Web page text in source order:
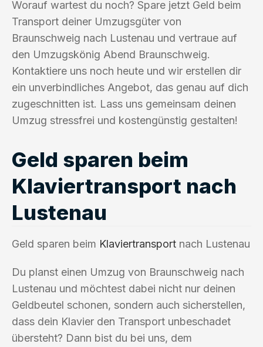
Worauf wartest du noch? Spare jetzt Geld beim
Transport deiner Umzugsgüter von
Braunschweig nach Lustenau und vertraue auf
den Umzugskönig Abend Braunschweig.
Kontaktiere uns noch heute und wir erstellen dir
ein unverbindliches Angebot, das genau auf dich
zugeschnitten ist. Lass uns gemeinsam deinen
Umzug stressfrei und kostengünstig gestalten!
Geld sparen beim
Klaviertransport nach
Lustenau
Geld sparen beim Klaviertransport nach Lustenau
Du planst einen Umzug von Braunschweig nach
Lustenau und möchtest dabei nicht nur deinen
Geldbeutel schonen, sondern auch sicherstellen,
dass dein Klavier den Transport unbeschadet
übersteht? Dann bist du bei uns, dem